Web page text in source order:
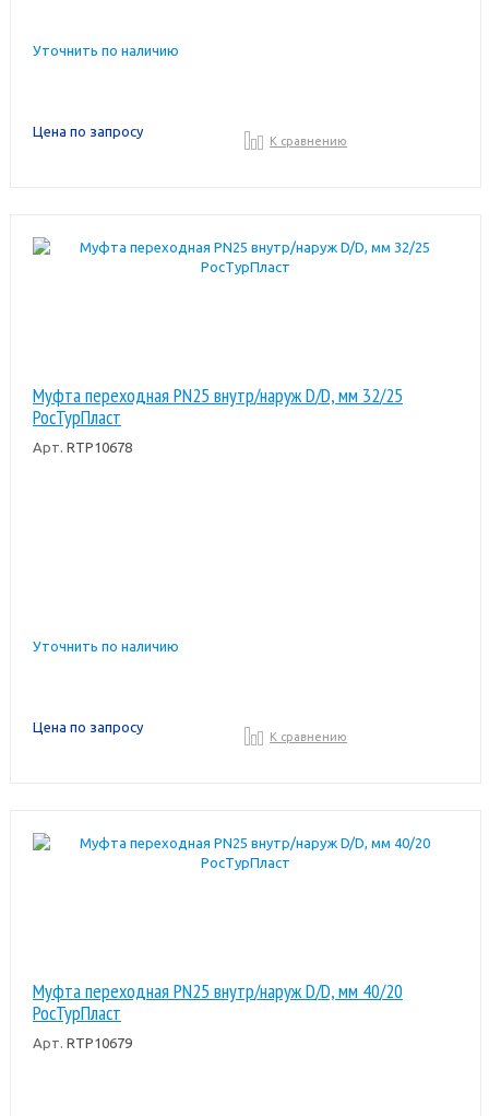
Уточнить по наличию
Цена по запросу
К сравнению
Муфта переходная PN25 внутр/наруж D/D, мм 32/25
РосТурПласт
Арт. RTP10678
Уточнить по наличию
Цена по запросу
К сравнению
Муфта переходная PN25 внутр/наруж D/D, мм 40/20
РосТурПласт
Арт. RTP10679